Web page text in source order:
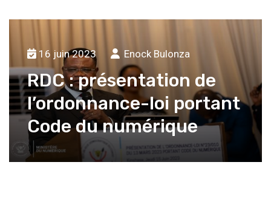
16 juin 2023 Enock Bulonza
RDC : présentation de
l’ordonnance-loi portant
Code du numérique